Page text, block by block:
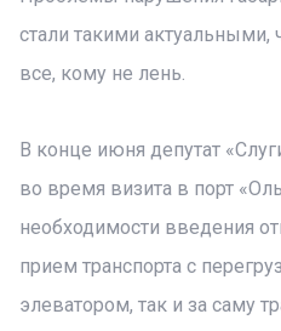
стали такими актуальными,
все, кому не лень.
В конце июня депутат
во время визита в порт
необходимости введения
прием транспорта с
элеватором, так и за саму